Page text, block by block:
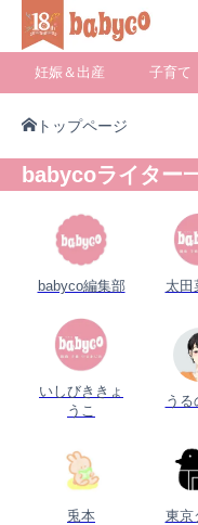
妊娠＆出産 子育て
トップページ
babycoライター
babyco編集部 太田
いしびききょ
うこ
うる
兎本 東京
妊娠＆出産 子育
暮らし